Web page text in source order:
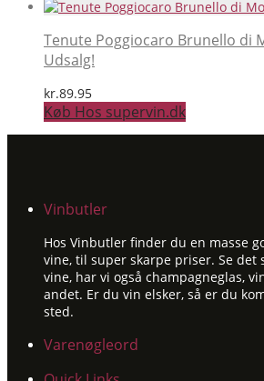
Tenute Poggiocaro Brunello di
Udsalg!
kr.89.95
Køb Hos supervin.dk
Vinbutler
Hos Vinbutler finder du en masse
vine, til super skarpe priser. Se det
vine, har vi også champagneglas,
andet. Er du vin elsker, så er du
sted.
Varenøgleord